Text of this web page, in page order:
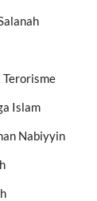
Terorisme
Islam
Nabiyyin